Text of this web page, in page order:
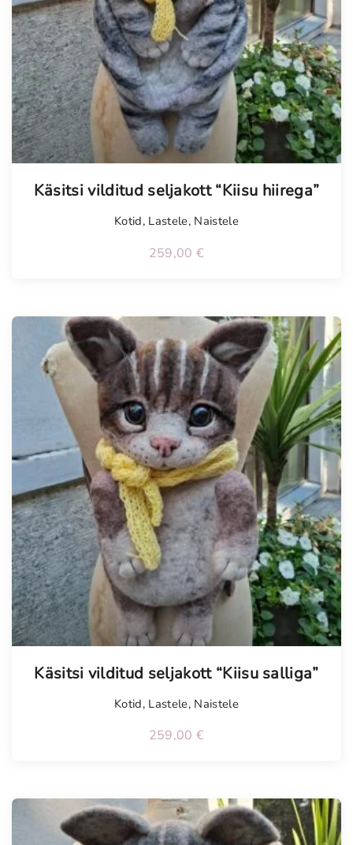
Käsitsi vilditud seljakott “Kiisu hiirega”
Kotid, Lastele, Naistele
259,00 €
Käsitsi vilditud seljakott “Kiisu salliga”
Kotid, Lastele, Naistele
259,00 €